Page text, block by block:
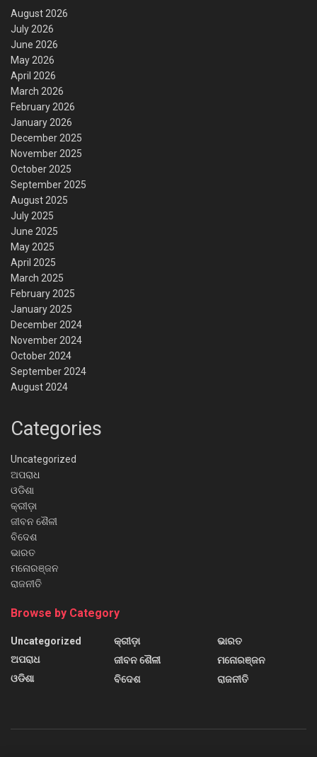
August 2026
July 2026
June 2026
May 2026
April 2026
March 2026
February 2026
January 2026
December 2025
November 2025
October 2025
September 2025
August 2025
July 2025
June 2025
May 2025
April 2025
March 2025
February 2025
January 2025
December 2024
November 2024
October 2024
September 2024
August 2024
Categories
Uncategorized
ଅପରାଧ
ଓଡିଶା
କ୍ରୀଡ଼ା
ଜୀବନ ଶୈଳୀ
ବିଦେଶ
ଭାରତ
ମନୋରଞ୍ଜନ
ରାଜନୀତି
Browse by Category
Uncategorized
ଅପରାଧ
ଓଡିଶା
କ୍ରୀଡ଼ା
ଜୀବନ ଶୈଳୀ
ବିଦେଶ
ଭାରତ
ମନୋରଞ୍ଜନ
ରାଜନୀତି